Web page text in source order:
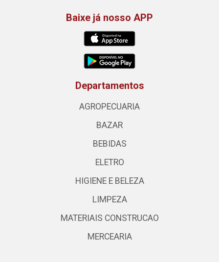
Baixe já nosso APP
Departamentos
AGROPECUARIA
BAZAR
BEBIDAS
ELETRO
HIGIENE E BELEZA
LIMPEZA
MATERIAIS CONSTRUCAO
MERCEARIA